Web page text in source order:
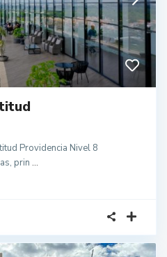
Providencia Nivel 8
prin ...